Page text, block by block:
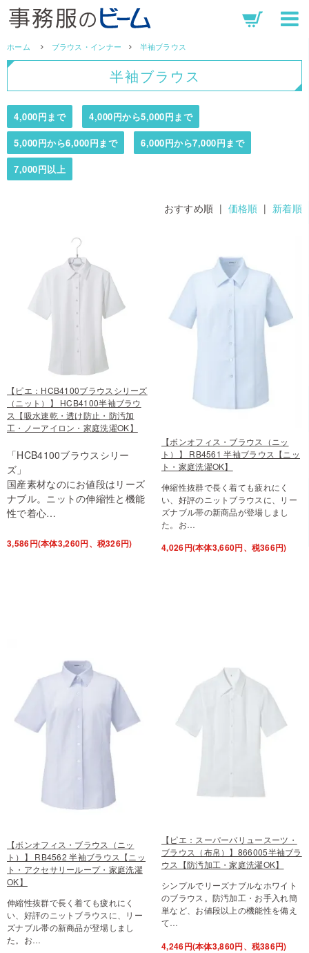
ホーム ブラウス・インナー 半袖ブラウス
半袖ブラウス
4,000円まで
4,000円から5,000円まで
5,000円から6,000円まで
6,000円から7,000円まで
7,000円以上
おすすめ順 | 価格順 | 新着順
【ピエ：HCB4100ブラウスシリーズ
（ニット）】 HCB4100半袖ブラウ
ス【吸水速乾・透け防止・防汚加
工・ノーアイロン・家庭洗濯OK】
「HCB4100ブラウスシリー
ズ」
国産素材なのにお値段はリーズ
ナブル。ニットの伸縮性と機能
性で着心…
3,586円(本体3,260円、税326円)
【ボンオフィス・ブラウス（ニッ
ト）】 RB4561 半袖ブラウス【ニッ
ト・家庭洗濯OK】
伸縮性抜群で長く着ても疲れにく
い、好評のニットブラウスに、リー
ズナブル帯の新商品が登場しまし
た。お…
4,026円(本体3,660円、税366円)
【ボンオフィス・ブラウス（ニッ
ト）】 RB4562 半袖ブラウス【ニッ
ト・アクセサリーループ・家庭洗濯
OK】
伸縮性抜群で長く着ても疲れにく
い、好評のニットブラウスに、リー
ズナブル帯の新商品が登場しまし
た。お…
【ピエ：スーパーバリュースーツ・
ブラウス（布帛）】866005半袖ブラ
ウス【防汚加工・家庭洗濯OK】
シンプルでリーズナブルなホワイト
のブラウス。防汚加工・お手入れ簡
単など、お値段以上の機能性を備え
て…
4,246円(本体3,860円、税386円)